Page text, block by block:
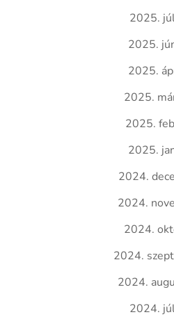
2025.
2025.
2025.
2025.
2025.
2025.
2024.
2024.
2024.
2024.
2024.
2024.